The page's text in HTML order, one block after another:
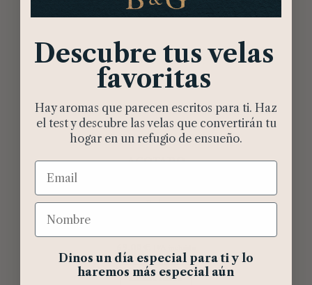
AGOTADO
Packs
LEER MÁS
Descubre tus velas
favoritas
Hay aromas que parecen escritos para ti. Haz
el test y descubre las velas que convertirán tu
hogar en un refugio de ensueño.
Email
Nombre
Dinos un día especial para ti y lo
haremos más especial aún